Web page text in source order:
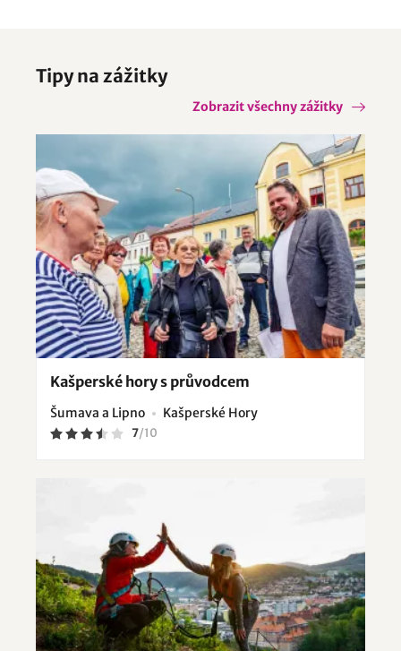
Tipy na zážitky
Zobrazit všechny zážitky
Kašperské hory s průvodcem
Šumava a Lipno Kašperské Hory
7/10